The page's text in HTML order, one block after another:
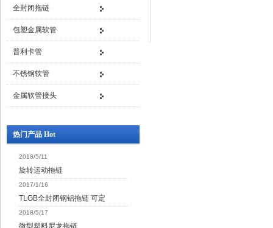
全封闭拖链
包塑金属软管
普利卡管
不锈钢软管
金属软管接头
热门产品 Hot
2018/5/11
旋转运动拖链
2017/1/16
TLGB全封闭钢铝拖链 可定
2018/5/17
微型塑料尼龙拖链